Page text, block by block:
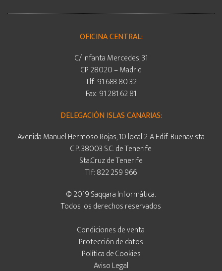
OFICINA CENTRAL:
C/ Infanta Mercedes, 31
CP 28020 – Madrid
Tlf: 91 683 80 32
Fax: 91 281 62 81
DELEGACIÓN ISLAS CANARIAS:
Avenida Manuel Hermoso Rojas, 10 local 2-A Edif. Buenavista
C.P. 38003 S.C. de Tenerife
Sta.Cruz de Tenerife
Tlf: 822 259 966
© 2019 Saqqara Informática.
Todos los derechos reservados
Condiciones de venta
Protección de datos
Política de Cookies
Aviso Legal